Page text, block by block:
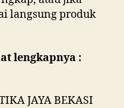
langsung produk
lengkapnya :
JAYA BEKASI